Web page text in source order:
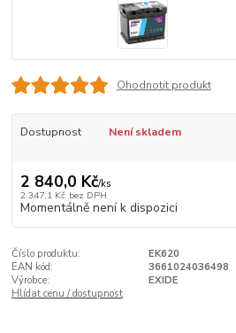
Ohodnotit produkt
Dostupnost Není skladem
2 840,0 Kč/ks
2 347,1 Kč bez DPH
Momentálně není k dispozici
Číslo produktu:
EK620
EAN kód:
3661024036498
Výrobce:
EXIDE
Hlídat cenu / dostupnost